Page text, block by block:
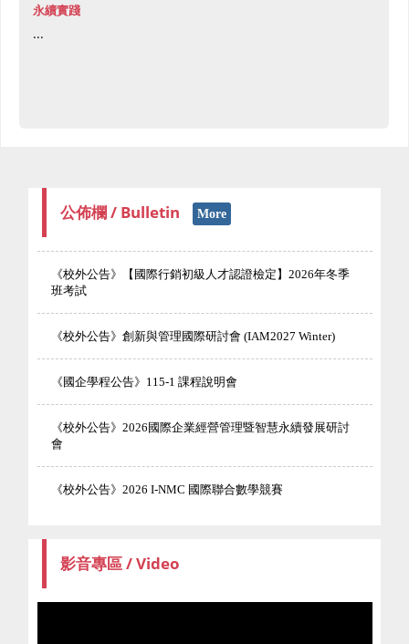
永續實踐
...
公佈欄 / Bulletin More
《校外公告》【國際行銷初級人才認證檢定】2026年冬季
班考試
《校外公告》創新與管理國際研討會 (IAM2027 Winter)
《國企學程公告》115-1 課程說明會
《校外公告》2026國際企業經營管理暨智慧永續發展研討
會
《校外公告》2026 I-NMC 國際聯合數學競賽
影音專區 / Video